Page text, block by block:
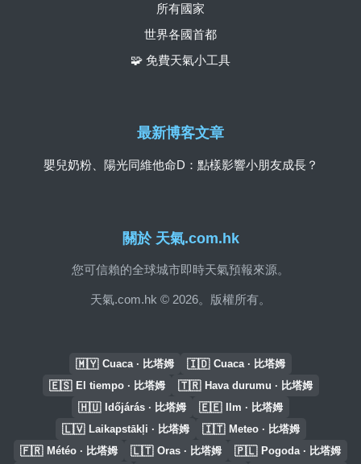
關於 天氣.com.hk
您可信賴的全球城市即時天氣預報來源。
天氣.com.hk © 2026。版權所有。
所有國家
世界各國首都
🧩 免費天氣小工具
最新博客文章
嬰兒奶粉、陽光同維他命D：點樣影響小朋友成長？
🇲🇾 Cuaca · 比塔姆 🇮🇩 Cuaca · 比塔姆
🇪🇸 El tiempo · 比塔姆 🇹🇷 Hava durumu · 比塔姆
🇭🇺 Időjárás · 比塔姆 🇪🇪 Ilm · 比塔姆
🇱🇻 Laikapstākļi · 比塔姆 🇮🇹 Meteo · 比塔姆
🇫🇷 Météo · 比塔姆 🇱🇹 Oras · 比塔姆 🇵🇱 Pogoda · 比塔姆